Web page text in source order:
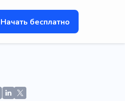
Начать бесплатно